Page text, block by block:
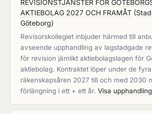
REVISIONSTJÄNSTER FÖR
AKTIEBOLAG 2027 OCH FRAMÅT (
Göteborg)
Revisorskollegiet inbjuder härmed till
avseende upphandling av lagstadgade
för revision jämlikt aktiebolagslagen för
aktiebolag. Kontraktet löper under de fyra
räkenskapsåren 2027 till och med 2030
förlängning i ett + ett år. Visa